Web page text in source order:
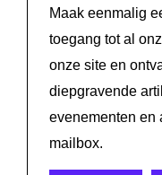
Maak eenmalig
toegang tot al
onze site en
diepgravende
evenementen en
mailbox.